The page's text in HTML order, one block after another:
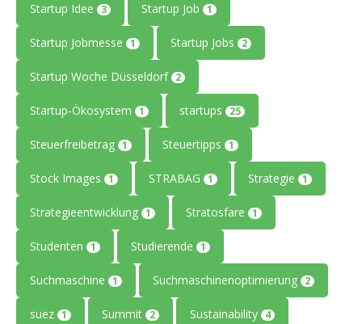
Startup Idee 3 Startup Job 1
Startup Jobmesse 1 Startup Jobs 2
Startup Woche Düsseldorf 2
Startup-Ökosystem 1 startups 25
Steuerfreibetrag 1 Steuertipps 1
Stock Images 1 STRABAG 1 Strategie 1
Strategieentwicklung 1 Stratosfare 1
Studenten 1 Studierende 1
Suchmaschine 1 Suchmaschinenoptimierung 2
suez 1 Summit 2 Sustainability 4